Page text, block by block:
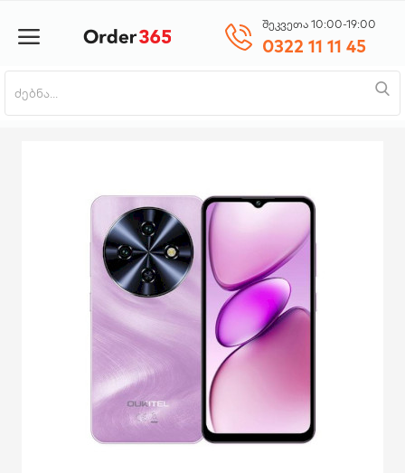
შეკვეთა 10:00-19:00
0322 11 11 45
მობილურები
საოჯახო ტექნიკა
საზაფხულო პროდუქცია